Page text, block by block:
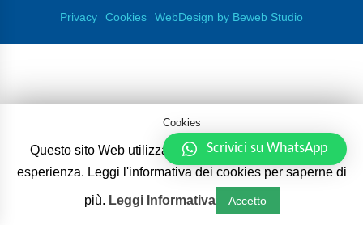
Privacy
Cookies WebDesign by Beweb Studio
Cookies
Questo sito Web utilizza i cookie per migliorare la tua
esperienza. Leggi l'informativa dei cookies per saperne di
più. Leggi Informativa Accetto
Scrivici su WhatsApp